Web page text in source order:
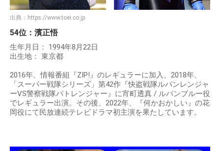
出典： https://www.toei.co.jp
54位：濱正悟
生年月日： 1994年8月22日
出生地： 東京都
2016年、情報番組『ZIP!』のレギュラーに加入、2018年、
「スーパー戦隊シリーズ」第42作『快盗戦隊ルパンレンジャ
ーVS警察戦隊パトレンジャー』に宵町透真 / ルパンブルー役
でレギュラー出演。その後、2022年、『何かおかしい』の花
岡役にて民放連続テレビドラマ初主演を果たしています。